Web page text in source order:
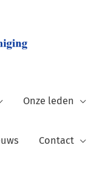
Onze leden
Contact